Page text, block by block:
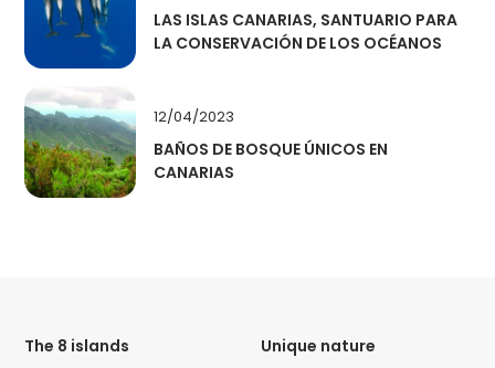
LAS ISLAS CANARIAS, SANTUARIO PARA
LA CONSERVACIÓN DE LOS OCÉANOS
12/04/2023
BAÑOS DE BOSQUE ÚNICOS EN
CANARIAS
The 8 islands
Unique nature